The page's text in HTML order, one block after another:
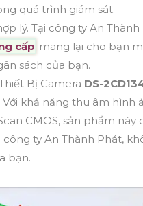
quá trình giám sát.
lý. Tại công ty An
cấp mang lại cho bạn
sách của bạn.
Bị Camera DS-
khả năng thu âm hình
CMOS, sản phẩm
ty An Thành Phát,
bạn.